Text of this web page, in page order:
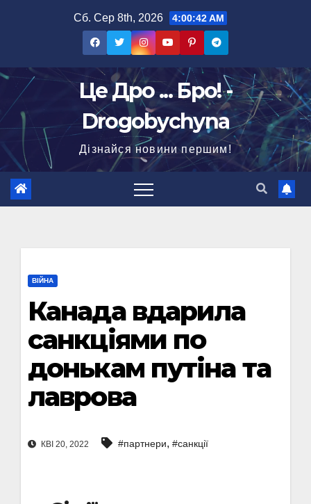
Сб. Сер 8th, 2026 4:00:43 AM
Це Дро ... Бро! -
Drogobychyna
Дізнайся новини першим!
ВІЙНА
Канада вдарила
санкціями по
донькам путіна та
лаврова
КВІ 20, 2022 #партнери, #санкції